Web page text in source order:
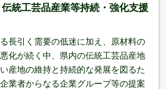
伝統工芸品産業等持続・強化支援
長引く需要の低迷に加え、原材料の
化が続く中、県内の伝統工芸品産地
産地の維持と持続的な発展を図るた
業者からなる企業グループ等の提案